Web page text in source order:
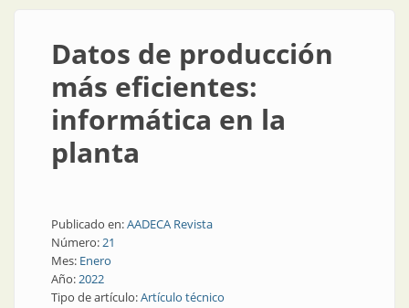
Datos de producción
más eficientes:
informática en la
planta
Publicado en:AADECA Revista
Número:21
Mes: Enero
Año:2022
Tipo de artículo:Artículo técnico